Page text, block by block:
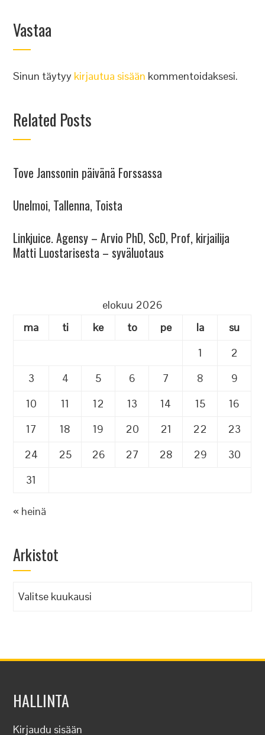
Vastaa
Sinun täytyy kirjautua sisään kommentoidaksesi.
Related Posts
Tove Janssonin päivänä Forssassa
Unelmoi, Tallenna, Toista
Linkjuice. Agensy – Arvio PhD, ScD, Prof, kirjailija
Matti Luostarisesta – syväluotaus
elokuu 2026
ma
ti ke to pe la
su
1
2
3
4 5 6 7 8
9
10
11 12 13 14 15
16
17
18 19 20 21 22
23
24
25 26 27 28 29
30
31
« heinä
Arkistot
Arkistot
HALLINTA
Kirjaudu sisään